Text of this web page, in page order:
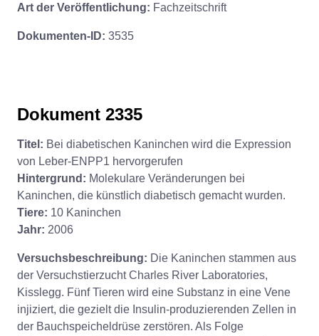
Art der Veröffentlichung: Fachzeitschrift
Dokumenten-ID: 3535
Dokument 2335
Titel: Bei diabetischen Kaninchen wird die Expression
von Leber-ENPP1 hervorgerufen
Hintergrund: Molekulare Veränderungen bei
Kaninchen, die künstlich diabetisch gemacht wurden.
Tiere: 10 Kaninchen
Jahr: 2006
Versuchsbeschreibung: Die Kaninchen stammen aus
der Versuchstierzucht Charles River Laboratories,
Kisslegg. Fünf Tieren wird eine Substanz in eine Vene
injiziert, die gezielt die Insulin-produzierenden Zellen in
der Bauchspeicheldrüse zerstören. Als Folge